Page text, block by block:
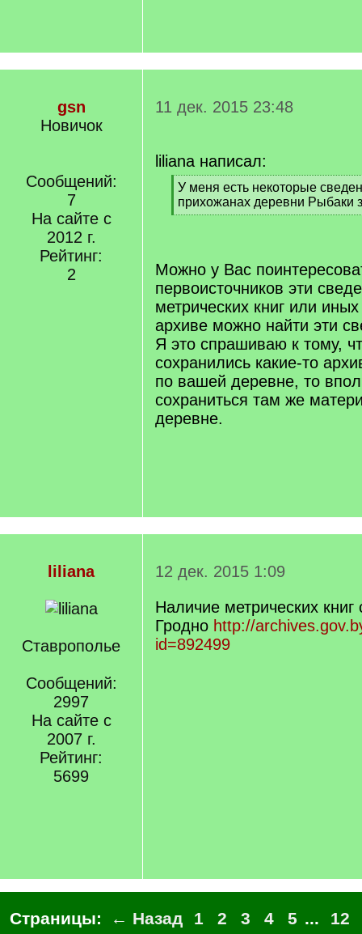
gsn
Новичок
Сообщений:
7
На сайте с
2012 г.
Рейтинг:
2
11 дек. 2015 23:48
liliana написал:
[
q
]
У меня есть некоторые
прихожанах деревни Рыбаки
[
Можно у Вас
первоисточников эти
метрических книг или
архиве можно найти эти
Я это спрашиваю к тому,
сохранились какие-то
по вашей деревне, то
сохраниться там же
деревне.
liliana
Ставрополье
Сообщений:
2997
На сайте с
2007 г.
Рейтинг:
5699
12 дек. 2015 1:09
Наличие метрических
Гродно http://
id=892499
Страницы: ← Назад 1 2 3 4 5 ... 12